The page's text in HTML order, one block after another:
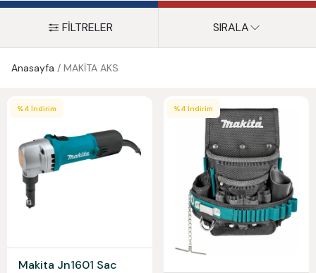
FİLTRELER SIRALA
Anasayfa / MAKİTA AKS
%4 İndirim
Makita Jn1601 Sac
%4 İndirim